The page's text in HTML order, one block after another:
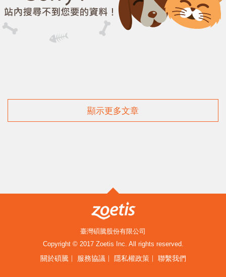
線上診療室
顯示更多文章
臺灣碩騰股份有限公司
Copyright © 2017 Zoetis Inc. All rights reserved.
關於碩騰 服務協議 隱私權政策 聯繫我們